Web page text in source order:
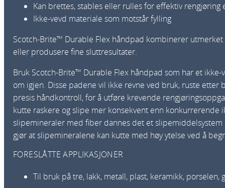
Kan brettes, stables eller rulles for effektiv
Ikke-vevd materiale som motstår fylling
Scotch-Brite™ Durable Flex håndpad kombinerer
eller produsere fine sluttresultater.
Bruk Scotch-Brite™ Durable Flex håndpad som har et
om igjen. Disse padene vil ikke revne ved bruk, ruste
presis håndkontroll, for å utføre krevende
kutte raskere og slipe mer konsekvent enn
slipemineraler med fiber dannes det et
gjør at slipemineralene kan kutte med høy ytelse ved å
FORESLÅTTE APPLIKASJONER
Til bruk på tre, lakk, metall, plast, keramikk, porselen,